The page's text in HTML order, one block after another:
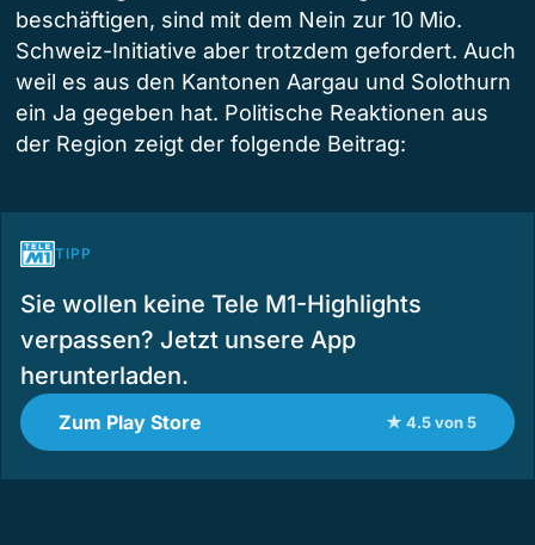
beschäftigen, sind mit dem Nein zur 10 Mio.
Schweiz-Initiative aber trotzdem gefordert. Auch
weil es aus den Kantonen Aargau und Solothurn
ein Ja gegeben hat. Politische Reaktionen aus
der Region zeigt der folgende Beitrag:
TIPP
Sie wollen keine Tele M1-Highlights
verpassen? Jetzt unsere App
herunterladen.
Zum Play Store ★ 4.5 von 5